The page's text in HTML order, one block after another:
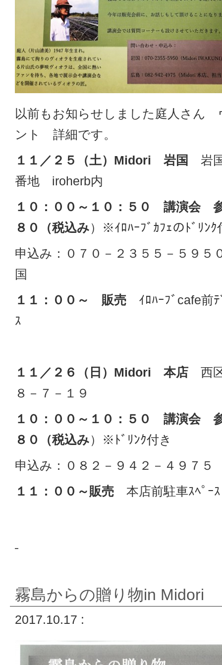
以前もお知らせしました庭人さん
ント 詳細です。
１１／２５（土）Midori 岩国
岩
番地 iroherb内
１０：００～１０：５０ 講演会
８０（税込み）※ｲﾛﾊｰﾌﾞｶﾌｪのﾄﾞﾘﾝｸ
申込み：０７０－２３５５－５９
国
１１：００～ 販売 ｲﾛﾊｰﾌﾞcafe前ﾃ
ｽ
１１／２６（日）Midori 本店 西
８－７－１９
１０：００～１０：５０ 講演会
８０（税込み）※ﾄﾞﾘﾝｸ付き
申込み：０８２－９４２－４９７
１１：００～販売 本店前駐車ｽﾍﾟｰｽ
霧島からの贈り物in Midori
2017.10.17 :